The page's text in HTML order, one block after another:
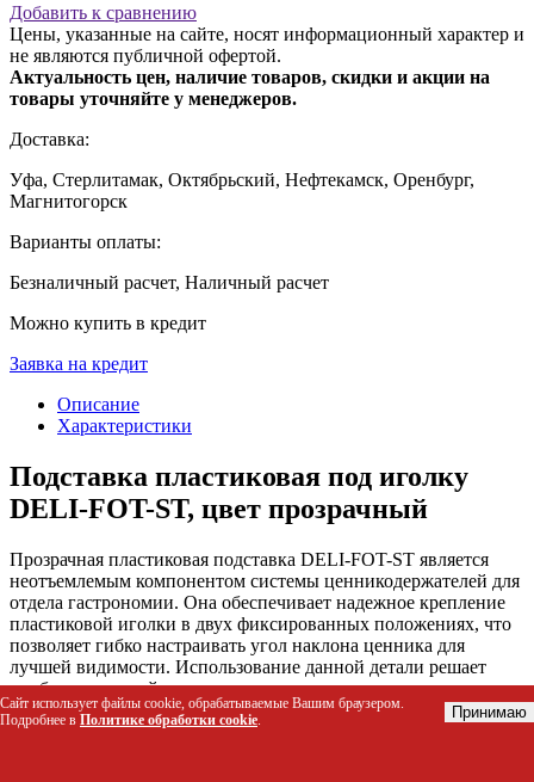
Добавить к сравнению
Цены, указанные на сайте, носят информационный характер и
не являются публичной офертой.
Актуальность цен, наличие товаров, скидки и акции на
товары уточняйте у менеджеров.
Доставка:
Уфа, Стерлитамак, Октябрьский, Нефтекамск, Оренбург,
Магнитогорск
Варианты оплаты:
Безналичный расчет, Наличный расчет
Можно купить в кредит
Заявка на кредит
Описание
Характеристики
Подставка пластиковая под иголку
DELI-FOT-ST, цвет прозрачный
Прозрачная пластиковая подставка DELI-FOT-ST является
неотъемлемым компонентом системы ценникодержателей для
отдела гастрономии. Она обеспечивает надежное крепление
пластиковой иголки в двух фиксированных положениях, что
позволяет гибко настраивать угол наклона ценника для
лучшей видимости. Использование данной детали решает
проблему неустойчивости крепления и упрощает процесс
монтажа информационных табличек на полках магазина.
Сайт использует файлы cookie, обрабатываемые Вашим браузером.
Подробнее в Политике обработки cookie. Принимаю